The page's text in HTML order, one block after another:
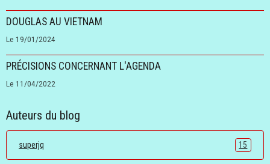
DOUGLAS AU VIETNAM
Le 19/01/2024
PRÉCISIONS CONCERNANT L'AGENDA
Le 11/04/2022
Auteurs du blog
superjq 15